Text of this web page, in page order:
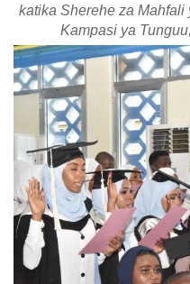
katika Sherehe za
Kampasi ya